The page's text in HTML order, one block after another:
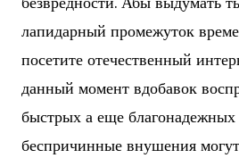
лапидарный промежуток
посетите отечественный
данный момент вдобавок
быстрых а еще благонадежных
беспричинные внушения